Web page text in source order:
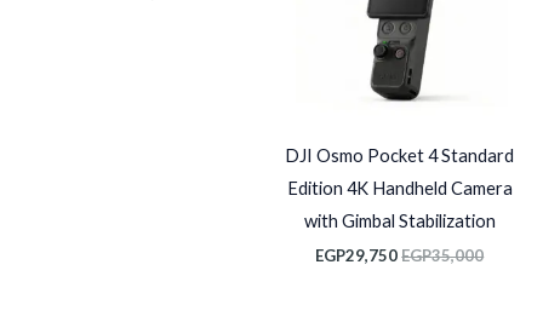
DJI Osmo Pocket 4 Standard
Edition 4K Handheld Camera
with Gimbal Stabilization
EGP35,000
EGP29,750